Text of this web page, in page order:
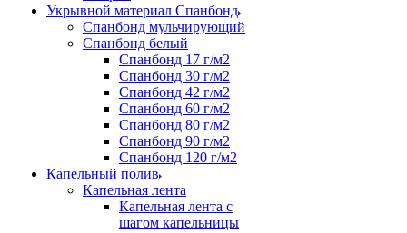
Укрывной материал Спанбонд
Спанбонд мульчирующий
Спанбонд белый
Спанбонд 17 г/м2
Спанбонд 30 г/м2
Спанбонд 42 г/м2
Спанбонд 60 г/м2
Спанбонд 80 г/м2
Спанбонд 90 г/м2
Спанбонд 120 г/м2
Капельный полив
Капельная лента
Капельная лента с
шагом капельницы